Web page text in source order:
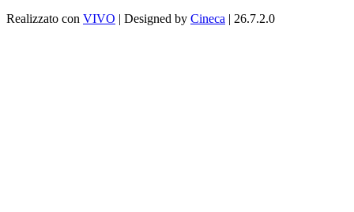
Realizzato con VIVO | Designed by Cineca | 26.7.2.0